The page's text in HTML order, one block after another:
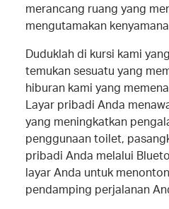
merancang ruang yang
mengutamakan
Duduklah di kursi kami
temukan sesuatu yang
hiburan kami yang
Layar pribadi Anda
yang meningkatkan
penggunaan toilet,
pribadi Anda melalui
layar Anda untuk
pendamping perjalanan